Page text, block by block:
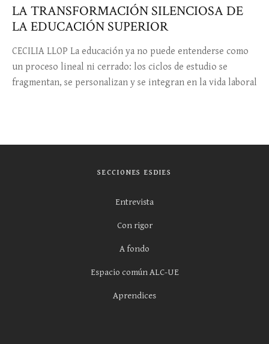
LA TRANSFORMACIÓN SILENCIOSA DE
LA EDUCACIÓN SUPERIOR
CECILIA LLOP La educación ya no puede entenderse como
un proceso lineal ni cerrado: los ciclos de estudio se
fragmentan, se personalizan y se integran en la vida laboral
SECCIONES ESDIES
Entrevista
Con rigor
A fondo
Espacio común ALC-UE
Aprendices